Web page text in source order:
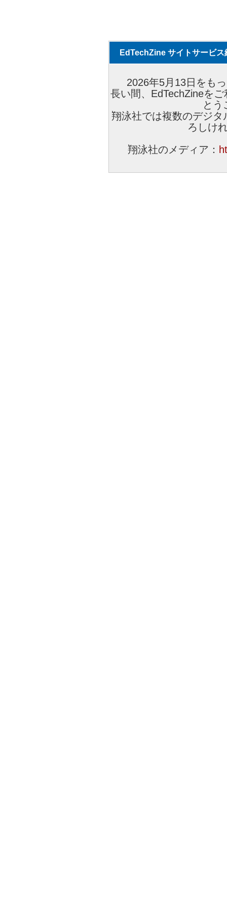
EdTechZine サイトサービス
2026年5月13日をも
長い間、EdTechZineを
とう
翔泳社では複数のデジ
ろしけ
翔泳社のメディア：